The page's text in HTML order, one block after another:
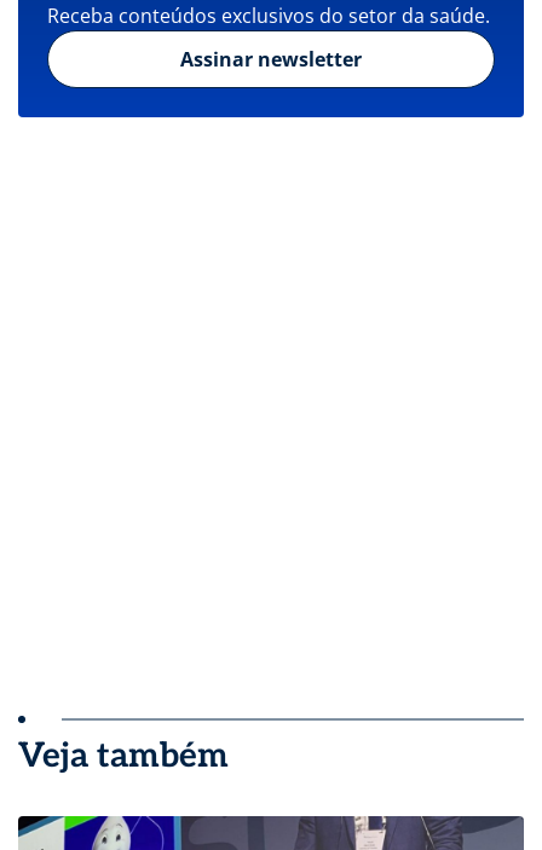
Receba conteúdos exclusivos do setor da saúde.
Assinar newsletter
Veja também